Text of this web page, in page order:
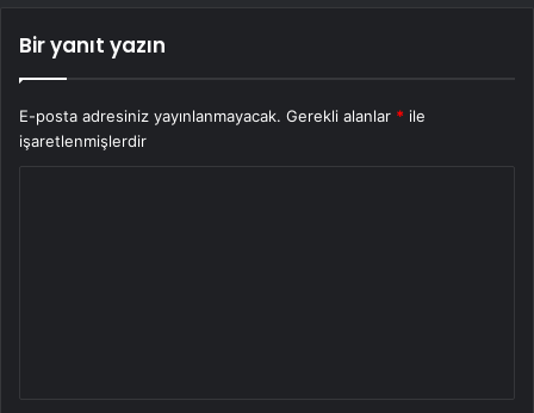
Bir yanıt yazın
E-posta adresiniz yayınlanmayacak. Gerekli alanlar * ile
işaretlenmişlerdir